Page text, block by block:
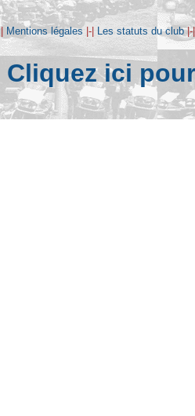
| Mentions légales |-| Les statuts du club
Cliquez ici